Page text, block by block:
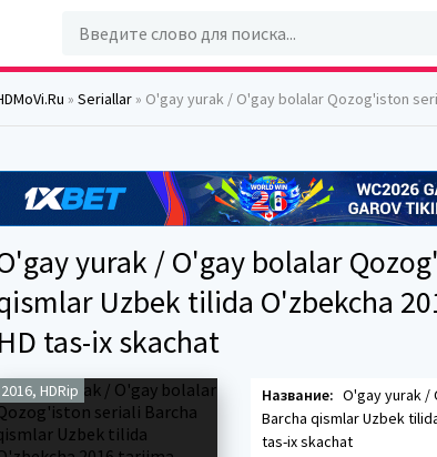
» Seriallar » O'gay yurak / O'gay bolalar Qozog'iston seriali Barcha qismlar
yurak / O'gay bolalar
Uzbek tilida O'zbekcha
HD tas-ix skachat
2016, HDRip Название: O'gay yurak /
Barcha qismlar Uzbek
tas-ix skachat